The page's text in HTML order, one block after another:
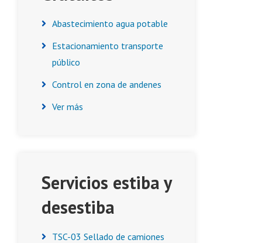
Abastecimiento agua potable
Estacionamiento transporte
público
Control en zona de andenes
Ver más
Servicios estiba y
desestiba
TSC-03 Sellado de camiones